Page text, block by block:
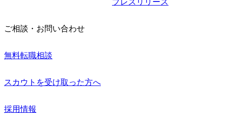
ご相談・お問い合わせ
無料転職相談
スカウトを受け取った方へ
採用情報